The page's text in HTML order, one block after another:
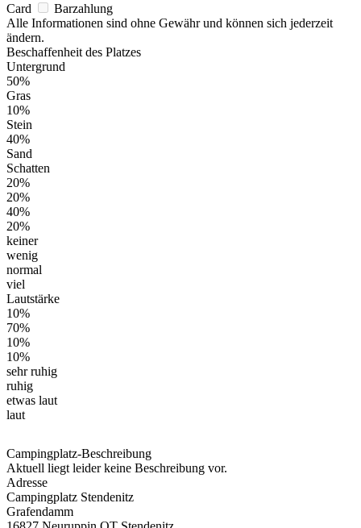
Card
Barzahlung
Alle Informationen sind ohne Gewähr und können sich jederzeit
ändern.
Beschaffenheit des Platzes
Untergrund
50%
Gras
10%
Stein
40%
Sand
Schatten
20%
20%
40%
20%
keiner
wenig
normal
viel
Lautstärke
10%
70%
10%
10%
sehr ruhig
ruhig
etwas laut
laut
Campingplatz-Beschreibung
Aktuell liegt leider keine Beschreibung vor.
Adresse
Campingplatz Stendenitz
Grafendamm